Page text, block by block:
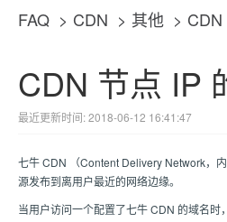
FAQ CDN 其他
CDN 节点 IP
最近更新时间: 2018-06-12 16:41:47
七牛 CDN （Content Delivery Network，
源发布到离用户最近的网络边缘。
当用户访问一个配置了七牛 CDN 的域名时